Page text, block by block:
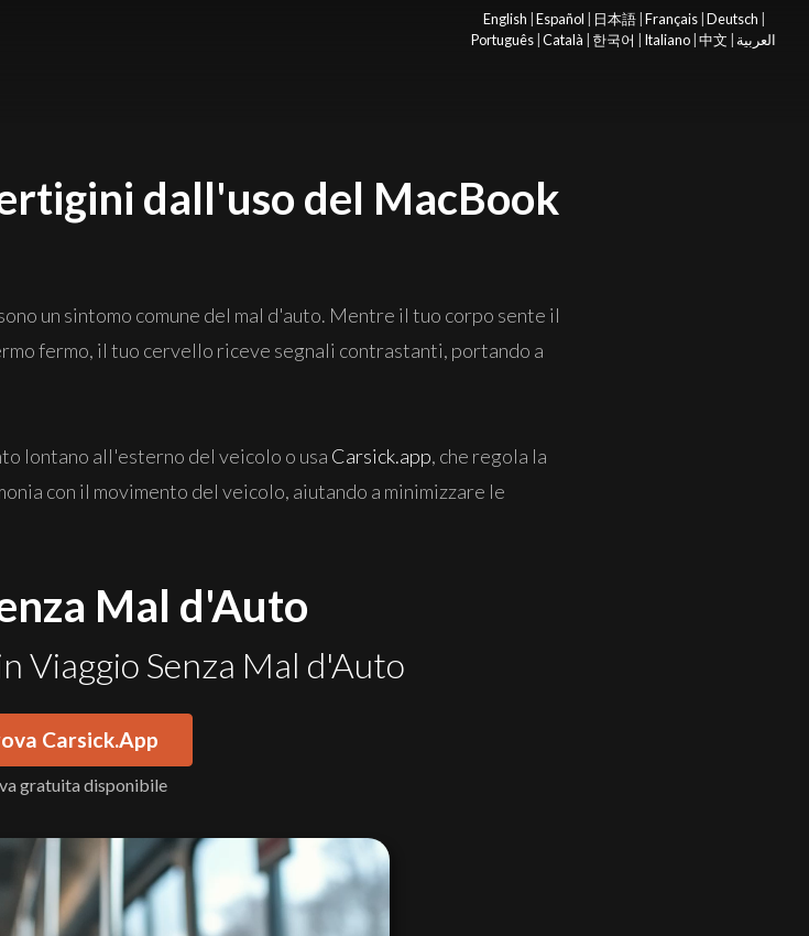
English Español 日本語| Français| Deutsch
Português |Català 한국어 Italiano |中文 العربية
dall'uso del MacBook
un sintomo comune del mal d'auto. Mentre il tuo corpo sente il
fermo, il tuo cervello riceve segnali contrastanti, portando a
lontano all'esterno del veicolo o usa Carsick.app, che regola la
con il movimento del veicolo, aiutando a minimizzare le
Mal d'Auto
Viaggio Senza Mal d'Auto
Carsick.App
gratuita disponibile